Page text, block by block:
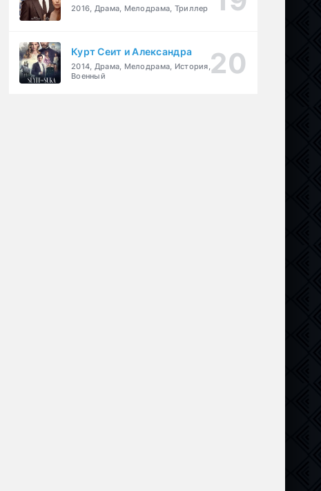
2016, Драма, Мелодрама, Триллер
Курт Сеит и Александра
2014, Драма, Мелодрама, История,
Военный